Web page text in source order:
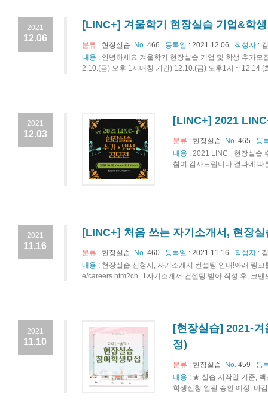
2021
12.06
[LINC+] 겨울학기 현장실습 기업&학
분류 : 현장실습 No. 466 등록일 : 2021.12.06 작성자 :
내용 : 안녕하세요 겨울학기 현장실습 기업 및 학생 추가
2.10.(금) 오후 1시매칭 기간) 12.10.(금) 오후1시 ~
2021
12.03
[LINC+] 2021
분류 : 현장실습 No. 465
등
내용 : 2021 LINC+ 현장실습
참여 감사드립니다.결과에 따
2021
11.16
[LINC+] 처음 쓰는 자기소개서, 현장실
분류 : 현장실습 No. 460 등록일 : 2021.11.16 작성자 :
내용 : 현장실습 신청시, 자기소개서 컨설팅 안내!아래 링
e/careers.htm?ch=1자기소개서 컨설팅 받아 작성 후, 코
2021
11.10
[현장실습] 2021-
정)
분류 : 현장실습 No. 459
등
내용 : ★ 실습 시작일 기준,
학생신청 일괄 승인 예정, 마